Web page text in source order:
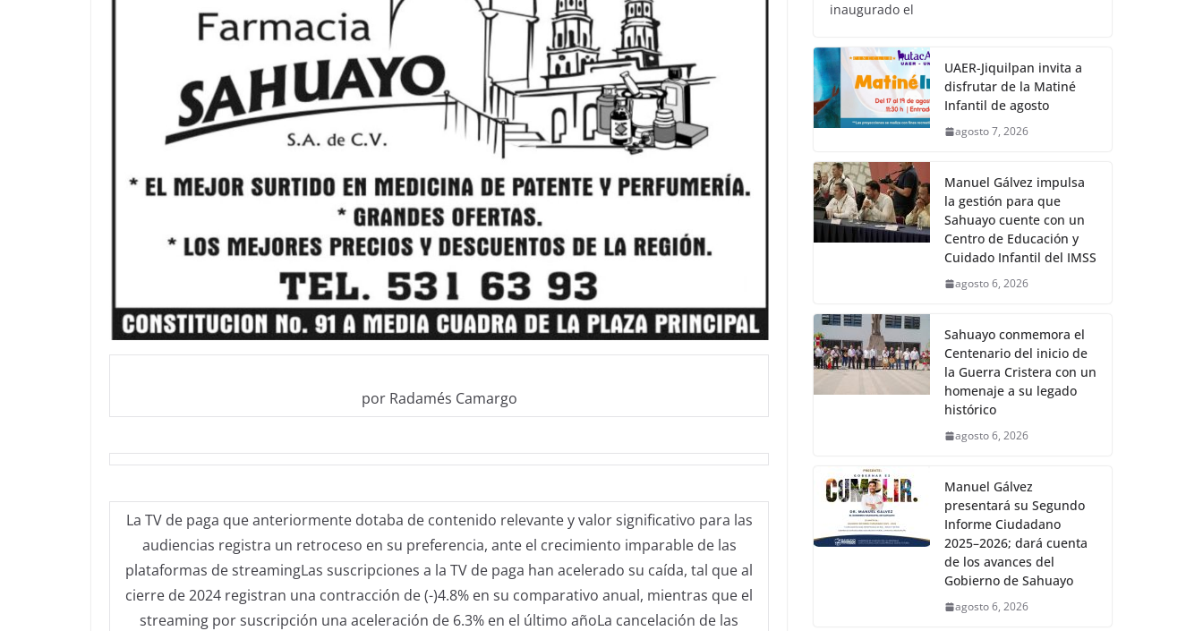
por Radamés Camargo
La TV de paga que anteriormente dotaba de contenido relevante y valor significativo para las
audiencias registra un retroceso en su preferencia, ante el crecimiento imparable de las
plataformas de streamingLas suscripciones a la TV de paga han acelerado su caída, tal que al
cierre de 2024 registran una contracción de (-)4.8% en su comparativo anual, mientras que el
streaming por suscripción una aceleración de 6.3% en el último añoLa cancelación de las
inaugurado el
UAER-Jiquilpan invita a
disfrutar de la Matiné
Infantil de agosto
agosto 7, 2026
Manuel Gálvez impulsa
la gestión para que
Sahuayo cuente con un
Centro de Educación y
Cuidado Infantil del IMSS
agosto 6, 2026
Sahuayo conmemora el
Centenario del inicio de
la Guerra Cristera con un
homenaje a su legado
histórico
agosto 6, 2026
Manuel Gálvez
presentará su Segundo
Informe Ciudadano
2025–2026; dará cuenta
de los avances del
Gobierno de Sahuayo
agosto 6, 2026